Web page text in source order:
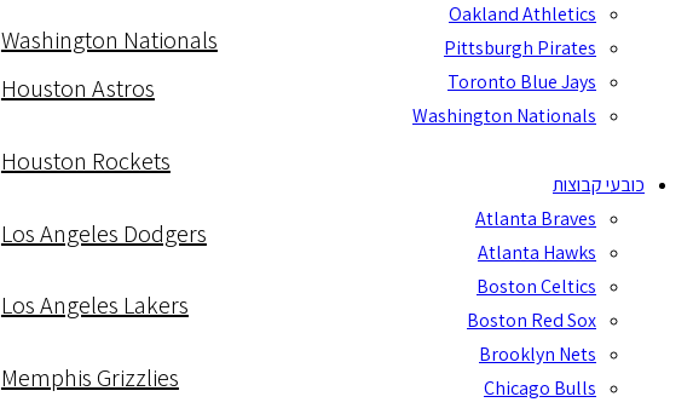
Washington Nationals
Houston Astros
Houston Rockets
Los Angeles Dodgers
Los Angeles Lakers
Memphis Grizzlies
Oakland Athletics
Pittsburgh Pirates
Toronto Blue Jays
Washington Nationals
כובעי קבוצות
Atlanta Braves
Atlanta Hawks
Boston Celtics
Boston Red Sox
Brooklyn Nets
Chicago Bulls